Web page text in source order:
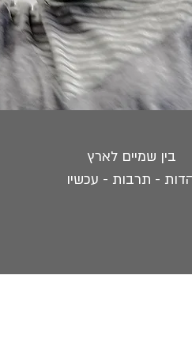
בין שמיים לארץ
- תרבות - עכשיו